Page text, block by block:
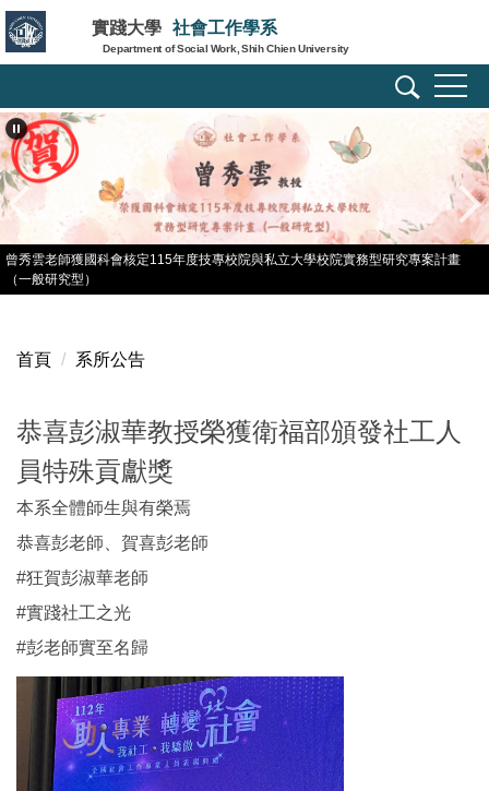
跳
到
主
內
容
區
實踐大學 社會工作學系
Department of Social Work, Shih Chien University
曾秀雲老師獲國科會核定115年度技專校院與私立大學校院實務型研究專案計畫
（一般研究型）
首頁 系所公告
恭喜彭淑華教授榮獲衛福部頒發社工人
員特殊貢獻獎
本系全體師生與有榮焉
恭喜彭老師、賀喜彭老師
#狂賀彭淑華老師
#實踐社工之光
#彭老師實至名歸